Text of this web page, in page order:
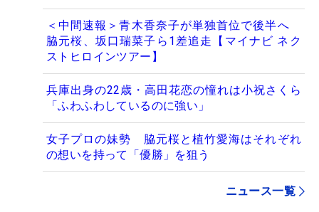
＜中間速報＞青木香奈子が単独首位で後半へ
脇元桜、坂口瑞菜子ら1差追走【マイナビ ネク
ストヒロインツアー】
兵庫出身の22歳・高田花恋の憧れは小祝さくら
「ふわふわしているのに強い」
女子プロの妹勢 脇元桜と植竹愛海はそれぞれ
の想いを持って「優勝」を狙う
ニュース一覧